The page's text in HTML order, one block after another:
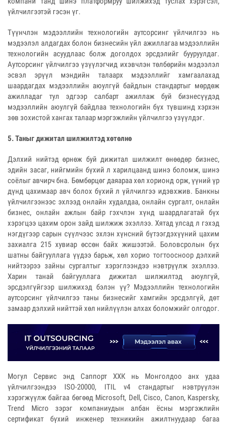
үйлчилгээтэй гэсэн үг.
Түүнчлэн мэдээллийн технологийн аутсорсинг үйлчилгээ нь
мэдээлэл алдагдах болон бизнесийн үйл ажиллагаа мэдээллийн
технологийн асуудлаас болж доголдох эрсдэлийг бууруулдаг.
Аутсорсинг үйлчилгээ үзүүлэгчид ихэвчлэн төлбөрийн мэдээлэл
эсвэл эрүүл мэндийн талаарх мэдээллийг хамгаалахад
шаардагдах мэдээллийн аюулгүй байдлын стандартыг мөрдөж
ажилладаг тул эдгээр салбарт ажиллаж буй бизнесүүдэд
мэдээллийн аюулгүй байдлаа технологийн бүх түвшинд хэрхэн
зөв зохистой хангах талаар мэргэжлийн үйлчилгээ үзүүлдэг.
5. Таныг дижитал шилжилтэд хөтөлнө
Дэлхий нийтэд өрнөж буй дижитал шилжилт өнөөдөр бизнес,
эдийн засаг, нийгмийн бүхий л харилцаанд шинэ боломж, шинэ
соёлыг авчирч бна. Бөмбөрцөг даяараа хөл хорионд орж, үүний үр
дүнд цахимаар авч болох бүхий л үйлчилгээ идэвхжив. Банкны
үйлчилгээнээс эхлээд онлайн худалдаа, онлайн сургалт, онлайн
бизнес, онлайн ажлын байр гэхчлэн хүнд шаардлагатай бүх
хэрэгцээ цахим орон зайд шилжиж эхэллээ. Хятад улсад л гэхэд
нэгдүгээр сарын сүүлчээс эхлэн хүнсний бүтээгдэхүүний цахим
захиалга 215 хувиар өссөн байх жишээтэй. Боловсролын бүх
шатны байгууллага үүдээ барьж, хөл хорио тогтоосноор дэлхий
нийтээрээ зайны сургалтыг хэрэглээндээ нэвтрүүлж эхэллээ.
Харин танай байгууллага дижитал шилжилтэд аюулгүй,
эрсдэлгүйгээр шилжихэд бэлэн үү? Мэдээллийн технологийн
аутсорсинг үйлчилгээ таны бизнесийг хамгийн эрсдэлгүй, дөт
замаар дэлхий нийттэй хөл нийлүүлэн алхах боломжийг олгодог.
Могул Сервис энд Саппорт ХХК нь Монголдоо анх удаа
үйлчилгээндээ ISO-20000, ITIL v4 стандартыг нэвтрүүлэн
хэрэгжүүлж байгаа бөгөөд Microsoft, Dell, Cisco, Canon, Kaspersky,
Trend Micro зэрэг компаниудын албан ёсны мэргэжлийн
сертификат бүхий инженер техникийн ажилтнуудаар багаа